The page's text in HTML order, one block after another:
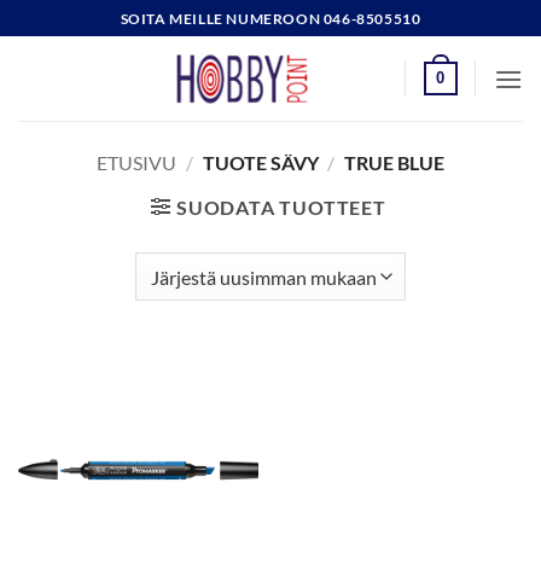
to
SOITA MEILLE NUMEROON 046-8505510
0
ETUSIVU / TUOTE SÄVY / TRUE BLUE
SUODATA TUOTTEET